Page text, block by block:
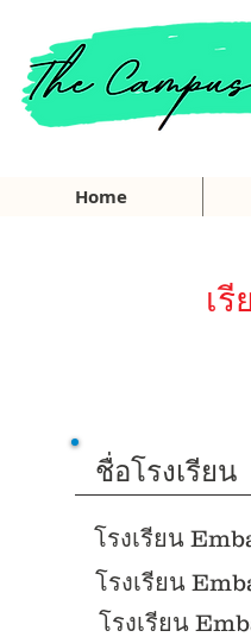
Home
เ
ชื่อโรงเรียน
โรงเรียน
โรงเรียน
โรงเรียน